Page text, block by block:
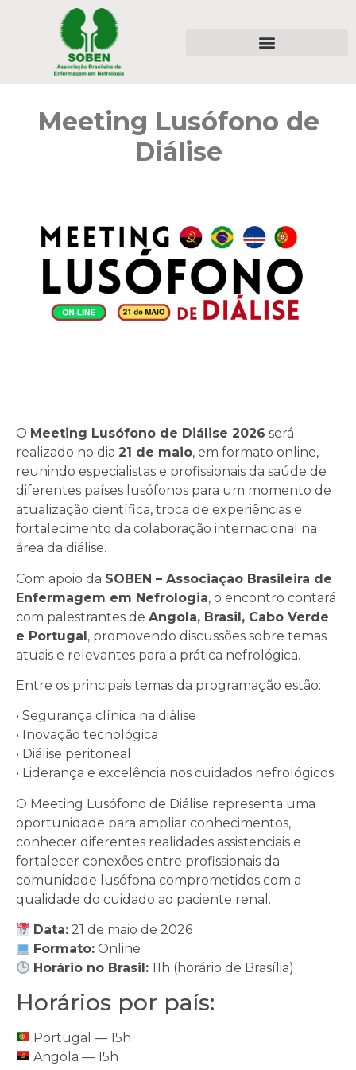
Meeting Lusófono de
Diálise
O Meeting Lusófono de Diálise 2026 será
realizado no dia 21 de maio, em formato online,
reunindo especialistas e profissionais da saúde de
diferentes países lusófonos para um momento de
atualização científica, troca de experiências e
fortalecimento da colaboração internacional na
área da diálise.
Com apoio da SOBEN – Associação Brasileira de
Enfermagem em Nefrologia, o encontro contará
com palestrantes de Angola, Brasil, Cabo Verde
e Portugal, promovendo discussões sobre temas
atuais e relevantes para a prática nefrológica.
Entre os principais temas da programação estão:
• Segurança clínica na diálise
• Inovação tecnológica
• Diálise peritoneal
• Liderança e excelência nos cuidados nefrológicos
O Meeting Lusófono de Diálise representa uma
oportunidade para ampliar conhecimentos,
conhecer diferentes realidades assistenciais e
fortalecer conexões entre profissionais da
comunidade lusófona comprometidos com a
qualidade do cuidado ao paciente renal.
Data: 21 de maio de 2026
Formato: Online
Horário no Brasil: 11h (horário de Brasília)
Horários por país:
Portugal — 15h
Angola — 15h